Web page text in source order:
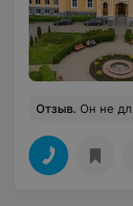
Отзыв. Он не